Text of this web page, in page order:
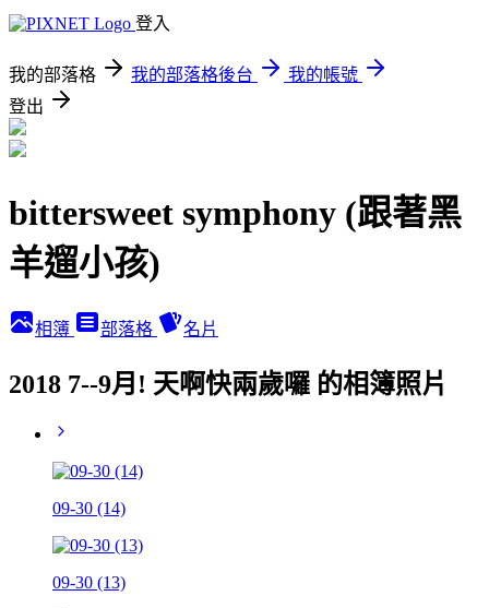
登入
我的部落格 我的部落格後台
我的帳號
登出
bittersweet symphony (跟著黑
羊遛小孩)
相簿 部落格 名片
2018 7--9月! 天啊快兩歲囉 的相簿照片
09-30 (14)
09-30 (13)